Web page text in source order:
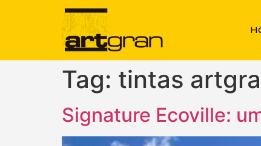
Tag: tintas
Signature Ecoville: